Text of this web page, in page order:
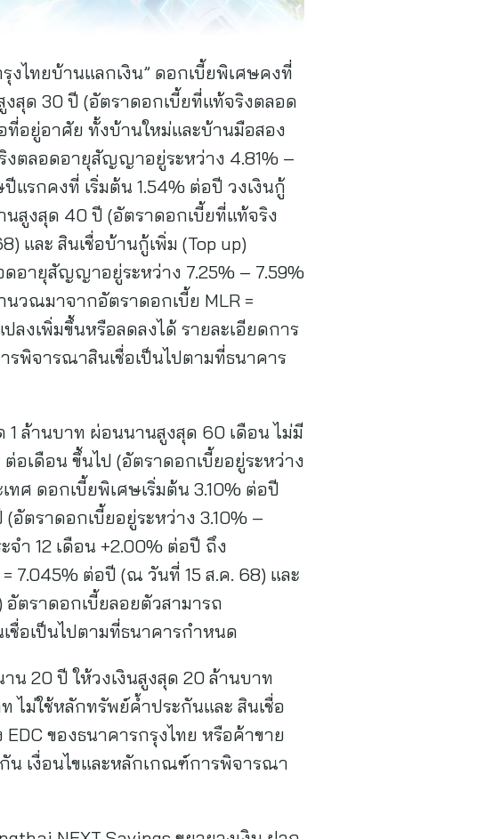
งไทยบ้านแลกเงิน” ดอกเบี้ยพิเศษคงที่
สุด 30 ปี (อัตราดอกเบี้ยที่แท้จริงตลอด
อยู่อาศัย ทั้งบ้านใหม่และบ้านมือสอง
งตลอดอายุสัญญาอยู่ระหว่าง 4.81% –
แรกคงที่ เริ่มต้น 1.54% ต่อปี วงเงินกู้
นสูงสุด 40 ปี (อัตราดอกเบี้ยที่แท้จริง
ละ สินเชื่อบ้านกู้เพิ่ม (Top up)
อายุสัญญาอยู่ระหว่าง 7.25% – 7.59%
วณมาจากอัตราดอกเบี้ย MLR =
งเพิ่มขึ้นหรือลดลงได้ รายละเอียดการ
พิจารณาสินเชื่อเป็นไปตามที่ธนาคาร
1 ล้านบาท ผ่อนนานสูงสุด 60 เดือน ไม่มี
อเดือน ขึ้นไป (อัตราดอกเบี้ยอยู่ระหว่าง
ทศ ดอกเบี้ยพิเศษเริ่มต้น 3.10% ต่อปี
ตราดอกเบี้ยอยู่ระหว่าง 3.10% –
ำ 12 เดือน +2.00% ต่อปี ถึง
7.045% ต่อปี (ณ วันที่ 15 ส.ค. 68) และ
อัตราดอกเบี้ยลอยตัวสามารถ
ชื่อเป็นไปตามที่ธนาคารกำหนด
น 20 ปี ให้วงเงินสูงสุด 20 ล้านบาท
ไม่ใช้หลักทรัพย์ค้ำประกันและ สินเชื่อ
ของธนาคารกรุงไทย หรือค้าขาย
น เงื่อนไขและหลักเกณฑ์การพิจารณา